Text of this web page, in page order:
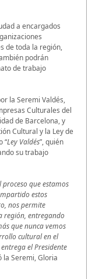
a encargados
de toda la región,
podrán
de trabajo
la Seremi Valdés,
Culturales del
de Barcelona, y
Cultural y la Ley de
“Ley Valdés”, quién
su trabajo
proceso que estamos
estos
nos permite
región, entregando
que nunca vemos
cultural en el
el Presidente
la Seremi, Gloria